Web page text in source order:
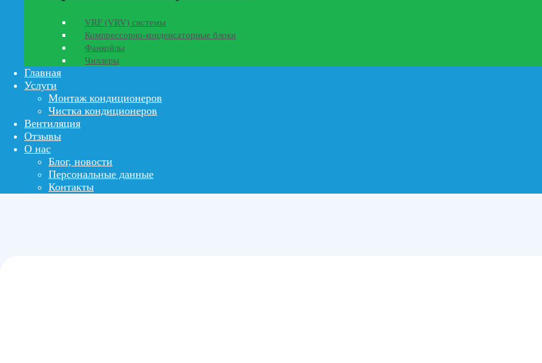
VRF (VRV) системы
Компрессорно-конденсаторные блоки
Фанкойлы
Чиллеры
Главная
Услуги
Монтаж кондиционеров
Чистка кондиционеров
Вентиляция
Отзывы
О нас
Блог, новости
Персональные данные
Контакты